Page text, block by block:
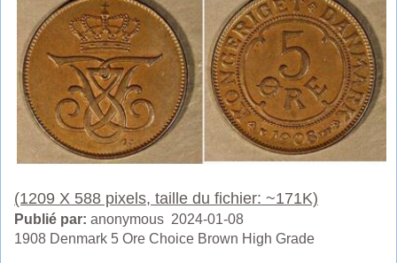
(1209 X 588 pixels, taille du fichier: ~171K)
Publié par: anonymous 2024-01-08
1908 Denmark 5 Ore Choice Brown High Grade